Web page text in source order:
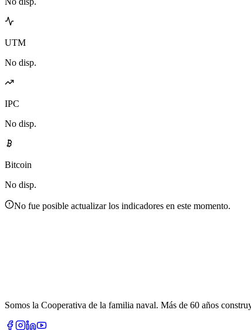
UTM
No disp.
IPC
No disp.
Bitcoin
No disp.
No fue posible actualizar los indicadores en este momento.
Somos la Cooperativa de la familia naval. Más de 60 años